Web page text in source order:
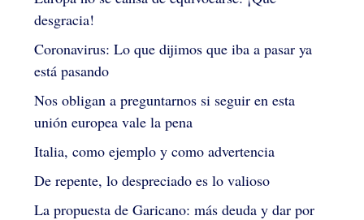
desgracia!
Coronavirus: Lo que dijimos que iba a pasar ya
está pasando
Nos obligan a preguntarnos si seguir en esta
unión europea vale la pena
Italia, como ejemplo y como advertencia
De repente, lo despreciado es lo valioso
La propuesta de Garicano: más deuda y dar por